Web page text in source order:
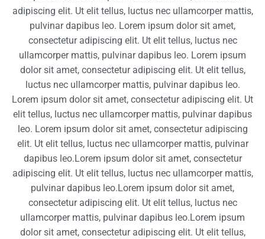
adipiscing elit. Ut elit tellus, luctus nec ullamcorper mattis,
pulvinar dapibus leo.​ Lorem ipsum dolor sit amet,
consectetur adipiscing elit. Ut elit tellus, luctus nec
ullamcorper mattis, pulvinar dapibus leo.​ Lorem ipsum
dolor sit amet, consectetur adipiscing elit. Ut elit tellus,
luctus nec ullamcorper mattis, pulvinar dapibus leo.​
Lorem ipsum dolor sit amet, consectetur adipiscing elit. Ut
elit tellus, luctus nec ullamcorper mattis, pulvinar dapibus
leo.​ Lorem ipsum dolor sit amet, consectetur adipiscing
elit. Ut elit tellus, luctus nec ullamcorper mattis, pulvinar
dapibus leo.​Lorem ipsum dolor sit amet, consectetur
adipiscing elit. Ut elit tellus, luctus nec ullamcorper mattis,
pulvinar dapibus leo.​Lorem ipsum dolor sit amet,
consectetur adipiscing elit. Ut elit tellus, luctus nec
ullamcorper mattis, pulvinar dapibus leo.​Lorem ipsum
dolor sit amet, consectetur adipiscing elit. Ut elit tellus,